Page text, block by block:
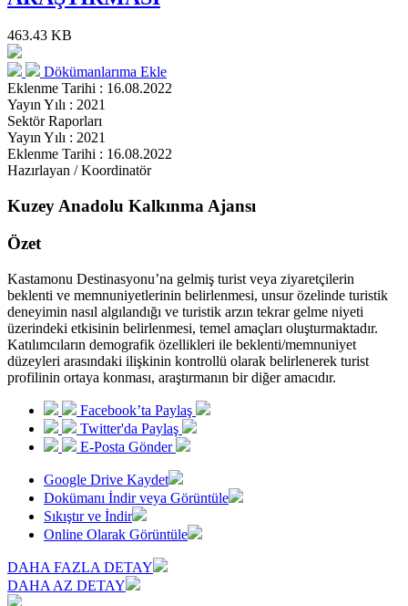
463.43 KB
Dökümanlarıma Ekle
Eklenme Tarihi : 16.08.2022
Yayın Yılı : 2021
Sektör Raporları
Yayın Yılı : 2021
Eklenme Tarihi : 16.08.2022
Hazırlayan / Koordinatör
Kuzey Anadolu Kalkınma Ajansı
Özet
Kastamonu Destinasyonu’na gelmiş turist veya ziyaretçilerin
beklenti ve memnuniyetlerinin belirlenmesi, unsur özelinde turistik
deneyimin nasıl algılandığı ve turistik arzın tekrar gelme niyeti
üzerindeki etkisinin belirlenmesi, temel amaçları oluşturmaktadır.
Katılımcıların demografik özellikleri ile beklenti/memnuniyet
düzeyleri arasındaki ilişkinin kontrollü olarak belirlenerek turist
profilinin ortaya konması, araştırmanın bir diğer amacıdır.
Facebook’ta Paylaş
Twitter'da Paylaş
E-Posta Gönder
Google Drive Kaydet
Dokümanı İndir veya Görüntüle
Sıkıştır ve İndir
Online Olarak Görüntüle
DAHA FAZLA DETAY
DAHA AZ DETAY